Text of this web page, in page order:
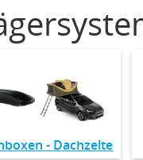
- Dachzelte